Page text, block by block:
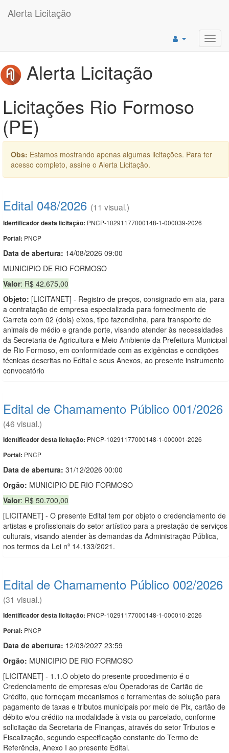
Alerta Licitação
Alerta Licitação
Licitações Rio Formoso
(PE)
Obs: Estamos mostrando apenas algumas licitações. Para ter
acesso completo, assine o Alerta Licitação.
Edital 048/2026 (11 visual.)
Identificador desta licitação: PNCP-10291177000148-1-000039-2026
Portal: PNCP
Data de abertura: 14/08/2026 09:00
MUNICIPIO DE RIO FORMOSO
Valor: R$ 42.675,00
Objeto: [LICITANET] - Registro de preços, consignado em ata, para
a contratação de empresa especializada para fornecimento de
Carreta com 02 (dois) eixos, tipo fazendinha, para transporte de
animais de médio e grande porte, visando atender às necessidades
da Secretaria de Agricultura e Meio Ambiente da Prefeitura Municipal
de Rio Formoso, em conformidade com as exigências e condições
técnicas descritas no Edital e seus Anexos, ao presente instrumento
convocatório
Edital de Chamamento Público 001/2026
(46 visual.)
Identificador desta licitação: PNCP-10291177000148-1-000001-2026
Portal: PNCP
Data de abertura: 31/12/2026 00:00
Orgão: MUNICIPIO DE RIO FORMOSO
Valor: R$ 50.700,00
[LICITANET] - O presente Edital tem por objeto o credenciamento de
artistas e profissionais do setor artístico para a prestação de serviços
culturais, visando atender às demandas da Administração Pública,
nos termos da Lei nº 14.133/2021.
Edital de Chamamento Público 002/2026
(31 visual.)
Identificador desta licitação: PNCP-10291177000148-1-000010-2026
Portal: PNCP
Data de abertura: 12/03/2027 23:59
Orgão: MUNICIPIO DE RIO FORMOSO
[LICITANET] - 1.1.O objeto do presente procedimento é o
Credenciamento de empresas e/ou Operadoras de Cartão de
Crédito, que forneçam mecanismos e ferramentas de solução para
pagamento de taxas e tributos municipais por meio de Pix, cartão de
débito e/ou crédito na modalidade à vista ou parcelado, conforme
solicitação da Secretaria de Finanças, através do setor Tributos e
Fiscalização, segundo especificação constante do Termo de
Referência, Anexo I ao presente Edital.